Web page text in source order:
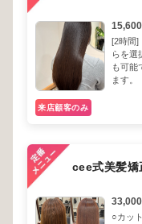
[2時間]
らを選
も可能
ます。
来店顧客のみ
cee式美髪矯
○カッ